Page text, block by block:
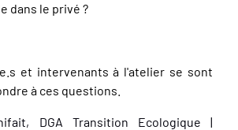
dans le privé ?
et intervenants à l'atelier se sont
à ces questions.
DGA Transition Ecologique |